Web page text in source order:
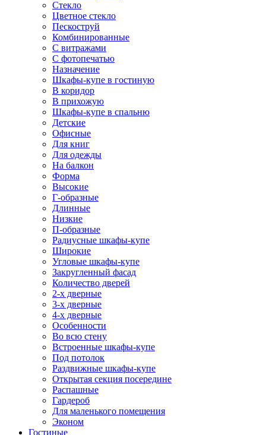
Стекло
Цветное стекло
Пескоструй
Комбинированные
С витражами
С фотопечатью
Назначение
Шкафы-купе в гостиную
В коридор
В прихожую
Шкафы-купе в спальню
Детские
Офисные
Для книг
Для одежды
На балкон
Форма
Высокие
Г-образные
Длинные
Низкие
П-образные
Радиусные шкафы-купе
Широкие
Угловые шкафы-купе
Закругленный фасад
Количество дверей
2-х дверные
3-х дверные
4-х дверные
Особенности
Во всю стену
Встроенные шкафы-купе
Под потолок
Раздвижные шкафы-купе
Открытая секция посередине
Распашные
Гардероб
Для маленького помещения
Эконом
Гостиные